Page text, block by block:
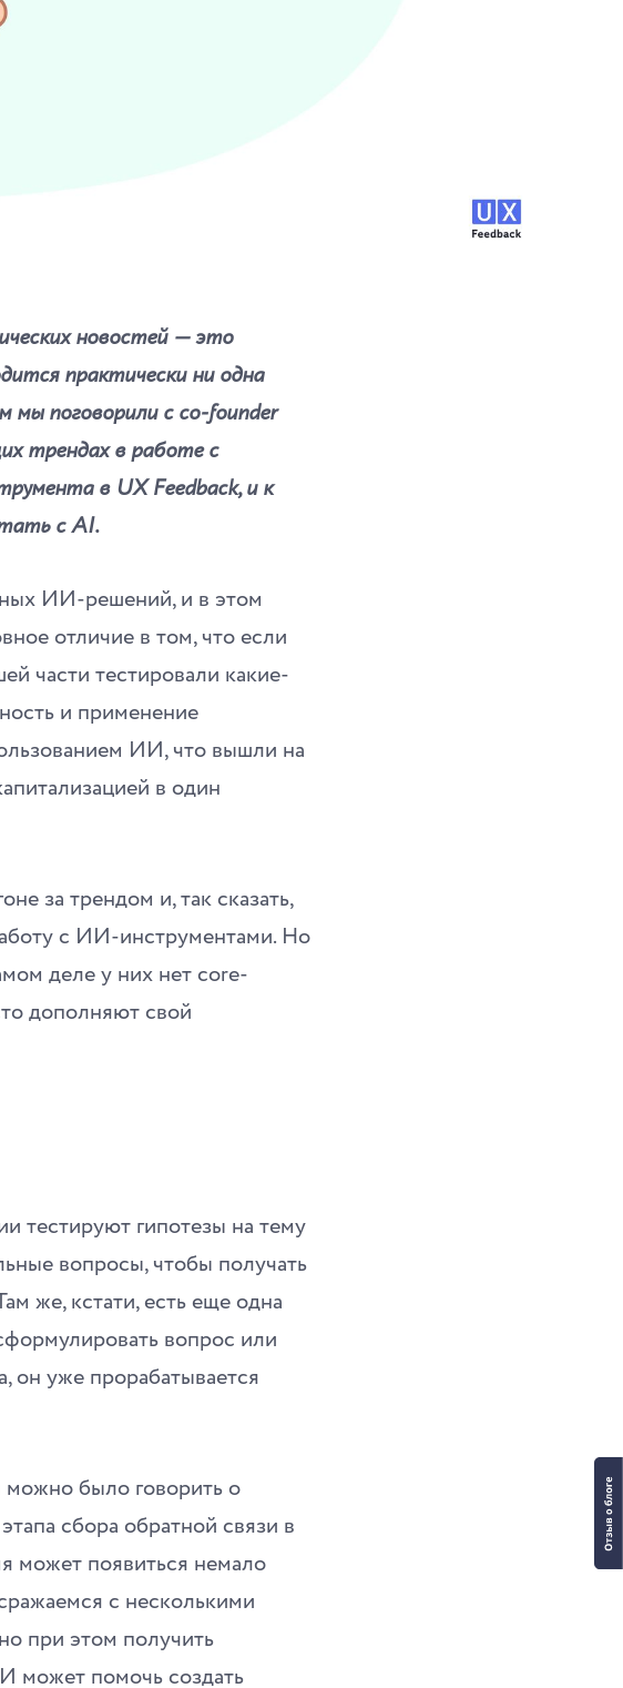
новостей ― это
практически ни одна
поговорили с co-founder
трендах в работе с
в UX Feedback, и к
с AI.
ИИ-решений, и в этом
отличие в том, что если
части тестировали какие-
и применение
ИИ, что вышли на
в один
за трендом и, так сказать,
с ИИ-инструментами. Но
деле у них нет core-
дополняют свой
тестируют гипотезы на тему
вопросы, чтобы получать
же, кстати, есть еще одна
вопрос или
он уже прорабатывается
можно было говорить о
сбора обратной связи в
может появиться немало
с несколькими
при этом получить
может помочь создать